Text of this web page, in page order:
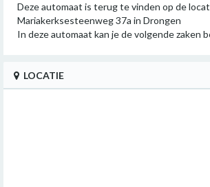
Deze automaat is terug te vinden op de
Mariakerksesteenweg 37a in Drongen
In deze automaat kan je de volgende zaken
LOCATIE